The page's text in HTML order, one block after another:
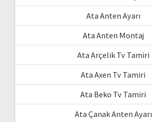
Ata Anten Ayarı
Ata Anten Montaj
Ata Arçelik Tv Tamiri
Ata Axen Tv Tamiri
Ata Beko Tv Tamiri
Ata Çanak Anten Ayarı